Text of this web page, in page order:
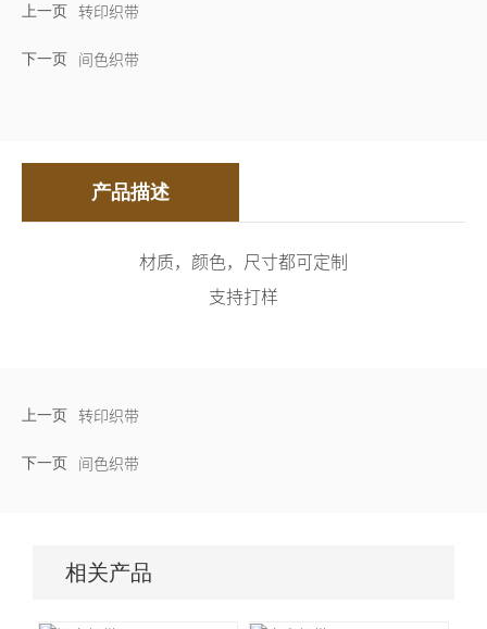
上一页 转印织带
下一页 间色织带
产品描述
材质，颜色，尺寸都可定制
支持打样
上一页 转印织带
下一页 间色织带
相关产品